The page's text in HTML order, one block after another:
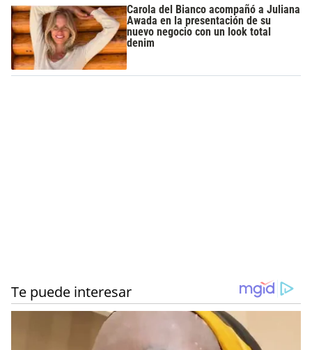
Carola del Bianco acompañó a Juliana
Awada en la presentación de su
nuevo negocio con un look total
denim